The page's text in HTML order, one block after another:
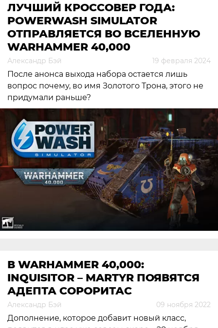
ЛУЧШИЙ КРОССОВЕР ГОДА:
POWERWASH SIMULATOR
ОТПРАВЛЯЕТСЯ ВО ВСЕЛЕННУЮ
WARHAMMER 40,000
Александр Бэй 19 февраля 2024
После анонса выхода набора остается лишь
вопрос почему, во имя Золотого Трона, этого не
придумали раньше?
В WARHAMMER 40,000:
INQUISITOR – MARTYR ПОЯВЯТСЯ
АДЕПТА СОРОРИТАС
Александр Бэй 09 ноября 2022
Дополнение, которое добавит новый класс,